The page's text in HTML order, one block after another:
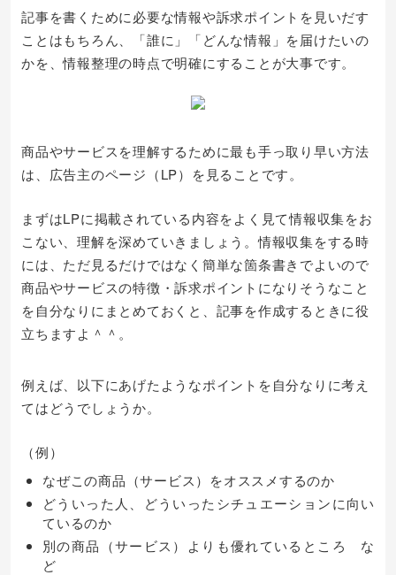
記事を書くために必要な情報や訴求ポイントを見いだす
ことはもちろん、「誰に」「どんな情報」を届けたいの
かを、情報整理の時点で明確にすることが大事です。
商品やサービスを理解するために最も手っ取り早い方法
は、広告主のページ（LP）を見ることです。
まずはLPに掲載されている内容をよく見て情報収集をお
こない、理解を深めていきましょう。情報収集をする時
には、ただ見るだけではなく簡単な箇条書きでよいので
商品やサービスの特徴・訴求ポイントになりそうなこと
を自分なりにまとめておくと、記事を作成するときに役
立ちますよ＾＾。
例えば、以下にあげたようなポイントを自分なりに考え
てはどうでしょうか。
（例）
なぜこの商品（サービス）をオススメするのか
どういった人、どういったシチュエーションに向い
ているのか
別の商品（サービス）よりも優れているところ な
ど